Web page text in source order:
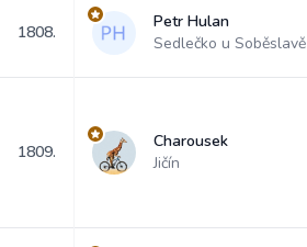
1808.
Petr Hulan
Sedlečko u Soběslavě
1809.
Charousek
Jičín